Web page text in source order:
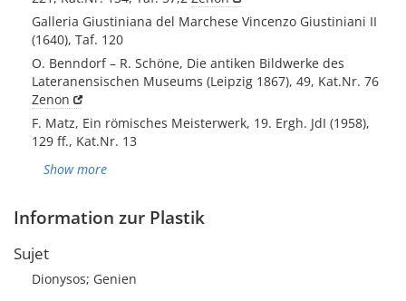
Galleria Giustiniana del Marchese Vincenzo Giustiniani II
(1640), Taf. 120
O. Benndorf – R. Schöne, Die antiken Bildwerke des
Lateranensischen Museums (Leipzig 1867), 49, Kat.Nr. 76
Zenon
F. Matz, Ein römisches Meisterwerk, 19. Ergh. JdI (1958),
129 ff., Kat.Nr. 13
Show more
Information zur Plastik
Sujet
Dionysos; Genien